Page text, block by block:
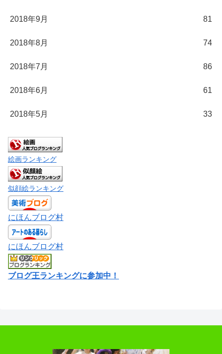
2018年9月 81
2018年8月 74
2018年7月 86
2018年6月 61
2018年5月 33
絵画ランキング
似顔絵ランキング
にほんブログ村
にほんブログ村
ブログ王ランキングに参加中！